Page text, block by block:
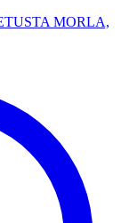
MORLA,